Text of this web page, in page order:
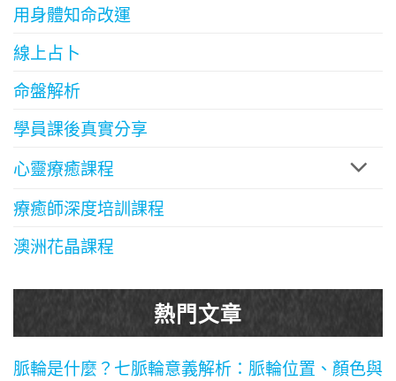
用身體知命改運
線上占卜
命盤解析
學員課後真實分享
心靈療癒課程
療癒師深度培訓課程
澳洲花晶課程
熱門文章
脈輪是什麼？七脈輪意義解析：脈輪位置、顏色與